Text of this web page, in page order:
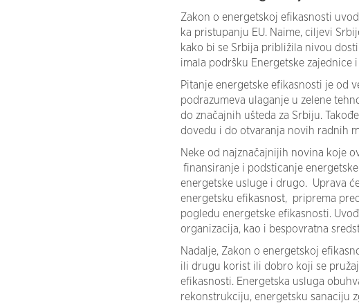
Zakon o energetskoj efikasnosti
ka pristupanju EU. Naime, ciljevi
kako bi se Srbija približila nivou
imala podršku Energetske zajednice
Pitanje energetske efikasnosti je od
podrazumeva ulaganje u zelene
do značajnih ušteda za Srbiju.
dovedu i do otvaranja novih radnih
Neke od najznačajnijih novina koje
finansiranje i podsticanje
energetske usluge i drugo. Uprava
energetsku efikasnost, priprema
pogledu energetske efikasnosti.
organizacija, kao i bespovratna
Nadalje, Zakon o energetskoj
ili drugu korist ili dobro koji se
efikasnosti. Energetska usluga
rekonstrukciju, energetsku sanaciju